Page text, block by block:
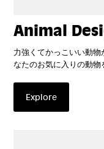
Animal
力強くてかっこいい動
なたのお気に入りの動物
Explore